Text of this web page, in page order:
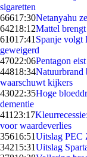
sigaretten
66617:30Netanyahu
64218:12Mattel
61017:41 Spanje volgt
geweigerd
47022:06Pentagon
44818:34Natuurbrand
waarschuwt kijkers
43022:35Hoge
dementie
411 23:17
voor waardeverlies
35616:51Uitslag PEC
34215:31Uitslag